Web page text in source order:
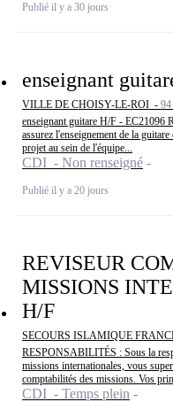
Publié il y a 30 jours
enseignant
VILLE DE CHOISY-LE-ROI -
enseignant guitare H/F - EC21096
assurez l'enseignement de la
projet au sein de l'équipe...
CDI - Non renseigné
Publié il y a 20 jours
REVISEUR
MISSIONS
H/F
SECOURS ISLAMIQUE
RESPONSABILITÉS : Sous la
missions internationales, vous
comptabilités des missions. Vos
CDI - Temps plein